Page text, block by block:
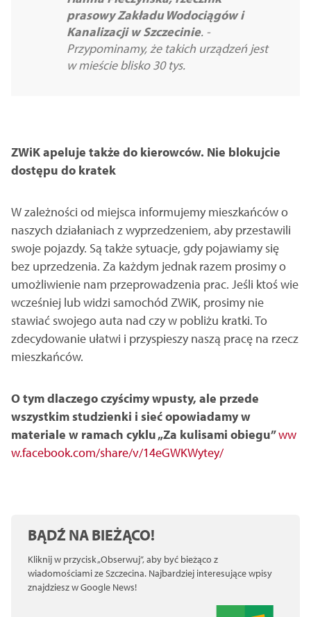
prasowy Zakładu Wodociągów i
Kanalizacji w Szczecinie. -
Przypominamy, że takich urządzeń jest
w mieście blisko 30 tys.
ZWiK apeluje także do kierowców. Nie blokujcie
dostępu do kratek
W zależności od miejsca informujemy mieszkańców o
naszych działaniach z wyprzedzeniem, aby przestawili
swoje pojazdy. Są także sytuacje, gdy pojawiamy się
bez uprzedzenia. Za każdym jednak razem prosimy o
umożliwienie nam przeprowadzenia prac. Jeśli ktoś wie
wcześniej lub widzi samochód ZWiK, prosimy nie
stawiać swojego auta nad czy w pobliżu kratki. To
zdecydowanie ułatwi i przyspieszy naszą pracę na rzecz
mieszkańców.
O tym dlaczego czyścimy wpusty, ale przede
wszystkim studzienki i sieć opowiadamy w
materiale w ramach cyklu „Za kulisami obiegu”ww
w.facebook.com/share/v/14eGWKWytey/
BĄDŹ NA BIEŻĄCO!
Kliknij w przycisk „Obserwuj”, aby być bieżąco z
wiadomościami ze Szczecina. Najbardziej interesujące wpisy
znajdziesz w Google News!